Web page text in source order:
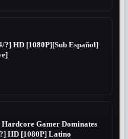
Gamer Dominates
HD [1080P] Latino